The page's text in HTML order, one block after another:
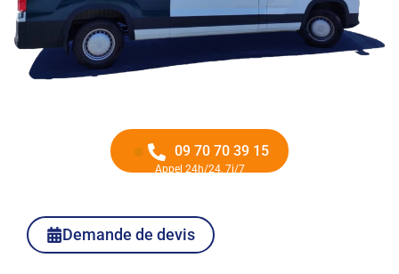
09 70 70 39 15
Appel 24h/24, 7j/7
Demande de devis